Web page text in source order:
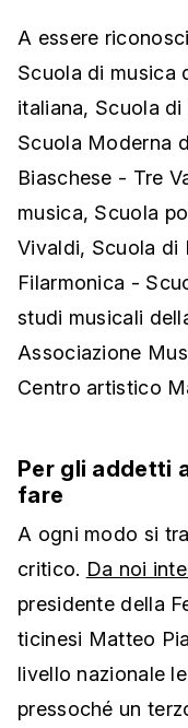
A essere
Scuola di musica
italiana, Scuola
Scuola Moderna
Biaschese - Tre
musica, Scuola
Vivaldi, Scuola di
Filarmonica -
studi musicali
Associazione
Centro artistico
Per gli addetti
fare
A ogni modo si
critico. Da noi
presidente della
ticinesi Matteo
livello nazionale
pressoché un